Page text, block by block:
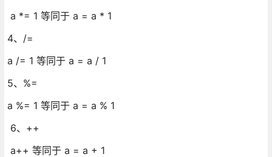
a *= 1 等同于 a = a * 1
4、/=
a /= 1 等同于 a = a / 1
5、%=
a %= 1 等同于 a = a % 1
6、++
a++ 等同于 a = a + 1